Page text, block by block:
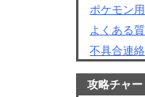
ポケモン
よくある
不具合連絡
攻略チャー